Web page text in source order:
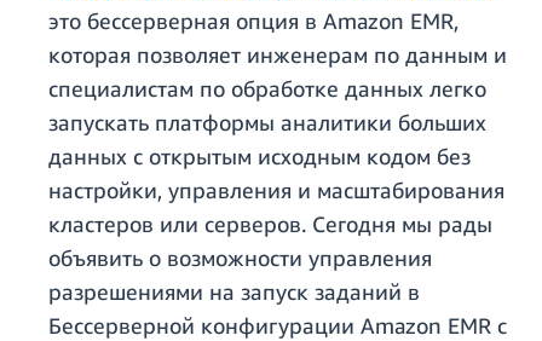
это бессерверная опция в Amazon EMR,
которая позволяет инженерам по данным и
специалистам по обработке данных легко
запускать платформы аналитики больших
данных с открытым исходным кодом без
настройки, управления и масштабирования
кластеров или серверов. Сегодня мы рады
объявить о возможности управления
разрешениями на запуск заданий в
Бессерверной конфигурации Amazon EMR с